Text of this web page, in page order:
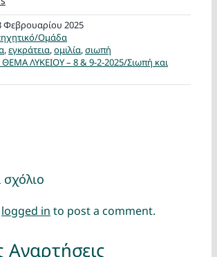
Φεβρουαρίου 2025
Ομάδα
,εγκράτεια,ομιλία,σιωπή
ΛΥΚΕΙΟΥ – 8 & 9-2-2025/Σιωπή και
logged in to post a comment.
Αναρτήσεις